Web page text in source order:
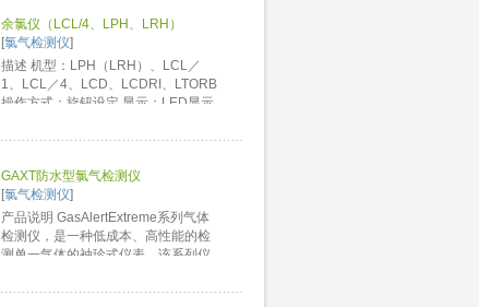
余氯仪（LCL/4、LPH、LRH）
[氯气检测仪]
描述 机型：LPH（LRH）、LCL／
1、LCL／4、LCD、LCDRI、LTORB
操作方式：旋钮设定 显示：LED显示
器或干接点输出，保险丝保护） 电流
录器） 报警输出：超时输出报警（保
险丝保护） 外部控制：水流侦测...
GAXT防水型氯气检测仪
[氯气检测仪]
产品说明 GasAlertExtreme系列气体
检测仪，是一种低成本、高性能的检
测单一气体的袖珍式仪表。该系列仪
高度防水性能，经得起恶劣环境的考